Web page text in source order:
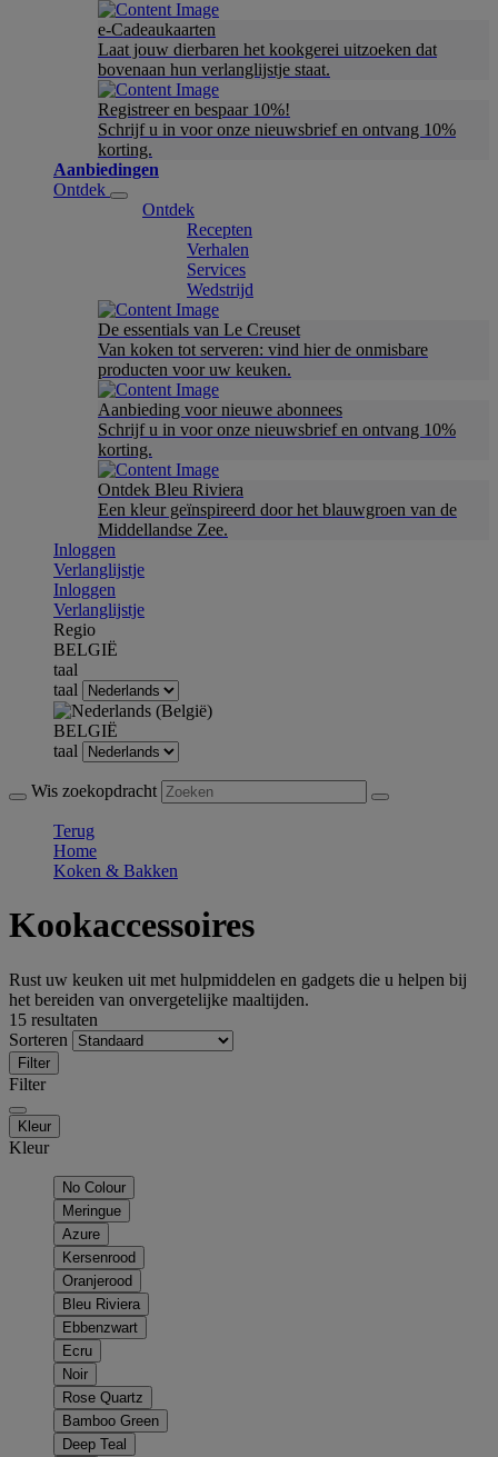
e-Cadeaukaarten
Laat jouw dierbaren het kookgerei uitzoeken dat
bovenaan hun verlanglijstje staat.
Registreer en bespaar 10%!
Schrijf u in voor onze nieuwsbrief en ontvang 10%
korting.
Aanbiedingen
Ontdek
Ontdek
Recepten
Verhalen
Services
Wedstrijd
De essentials van Le Creuset
Van koken tot serveren: vind hier de onmisbare
producten voor uw keuken.
Aanbieding voor nieuwe abonnees
Schrijf u in voor onze nieuwsbrief en ontvang 10%
korting.
Ontdek Bleu Riviera
Een kleur geïnspireerd door het blauwgroen van de
Middellandse Zee.
Inloggen
Verlanglijstje
Inloggen
Verlanglijstje
Regio
BELGIË
taal
taal
BELGIË
taal
Wis zoekopdracht
Terug
Home
Koken & Bakken
Kookaccessoires
Rust uw keuken uit met hulpmiddelen en gadgets die u helpen bij
het bereiden van onvergetelijke maaltijden.
15 resultaten
Sorteren
Filter
Filter
Kleur
Kleur
No Colour
Meringue
Azure
Kersenrood
Oranjerood
Bleu Riviera
Ebbenzwart
Ecru
Noir
Rose Quartz
Bamboo Green
Deep Teal